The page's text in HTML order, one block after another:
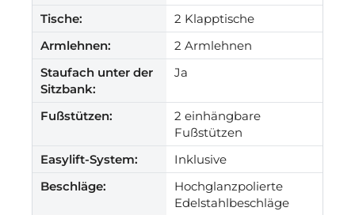
Tische:
2 Klapptische
Armlehnen:
2 Armlehnen
Staufach unter der
Sitzbank:
Ja
Fußstützen:
2 einhängbare
Fußstützen
Easylift-System:
Inklusive
Beschläge:
Hochglanzpolierte
Edelstahlbeschläge